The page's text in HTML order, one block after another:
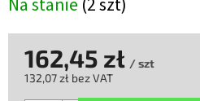
Na stanie (2 szt)
162,45 zł / szt
132,07 zł bez VAT